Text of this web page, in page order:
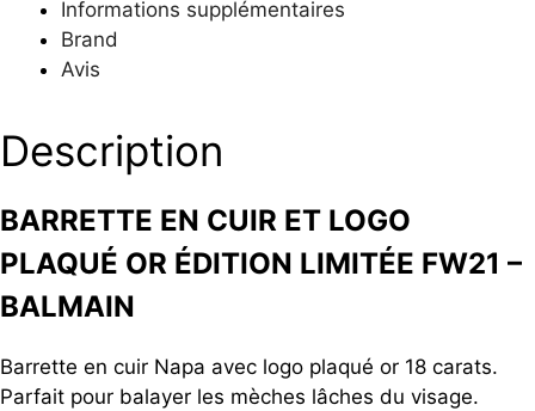
Informations supplémentaires
Brand
Avis
Description
BARRETTE EN CUIR ET LOGO
PLAQUÉ OR ÉDITION LIMITÉE FW21 –
BALMAIN
Barrette en cuir Napa avec logo plaqué or 18 carats.
Parfait pour balayer les mèches lâches du visage.